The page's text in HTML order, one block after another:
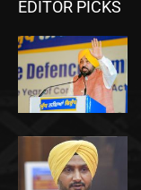
EDITOR PICKS